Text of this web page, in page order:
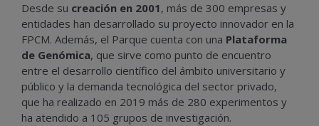
Desde su creación en 2001, más de 300 empresas y
entidades han desarrollado su proyecto innovador en la
FPCM. Además, el Parque cuenta con una Plataforma
de Genómica, que sirve como punto de encuentro
entre el desarrollo científico del ámbito universitario y
público y la demanda tecnológica del sector privado,
que ha realizado en 2019 más de 280 experimentos y
ha atendido a 105 grupos de investigación.